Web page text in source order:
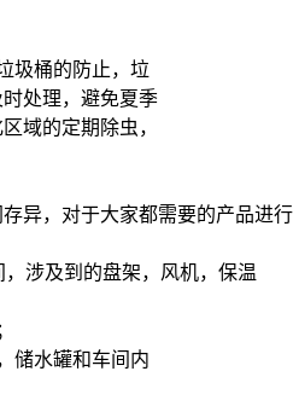
圾桶的防止，垃
处理，避免夏季
域的定期除虫，
异，对于大家都需要的产品进行
，涉及到的盘架，风机，保温
储水罐和车间内